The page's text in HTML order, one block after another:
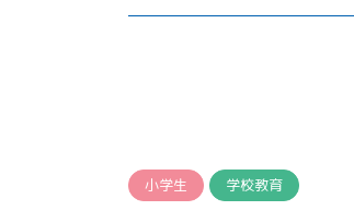
小学生 学校教育